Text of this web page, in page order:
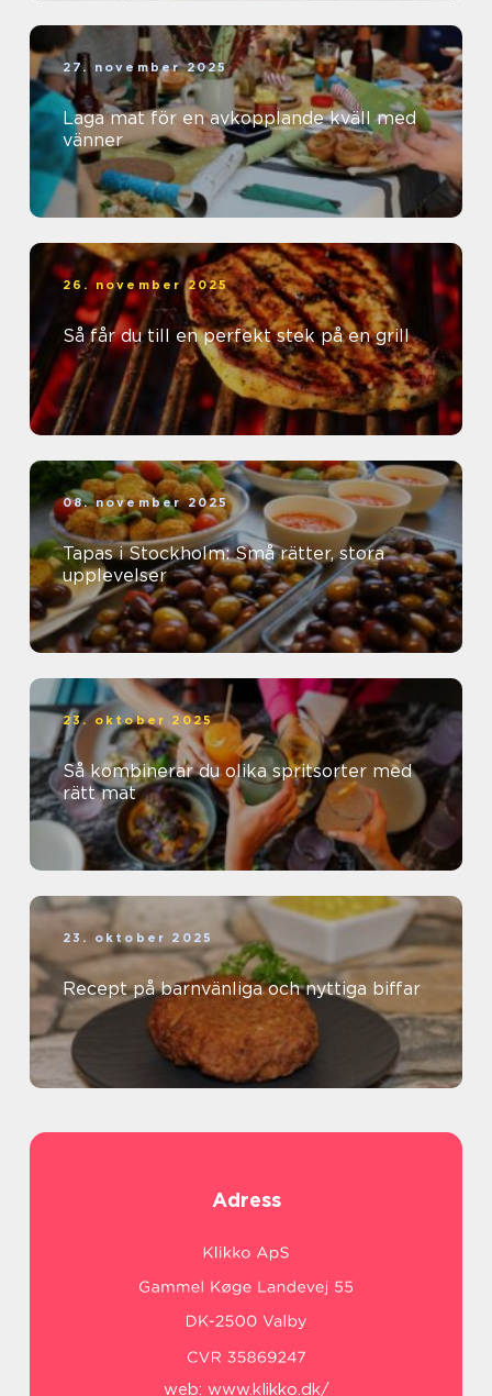
27. november 2025
Laga mat för en avkopplande kväll med
vänner
26. november 2025
Så får du till en perfekt stek på en grill
08. november 2025
Tapas i Stockholm: Små rätter, stora
upplevelser
23. oktober 2025
Så kombinerar du olika spritsorter med
rätt mat
23. oktober 2025
Recept på barnvänliga och nyttiga biffar
Adress
web: www.klikko.dk/